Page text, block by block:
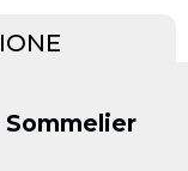
Sommelier